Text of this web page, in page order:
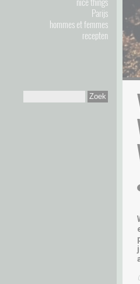
Parijs
hommes et femmes
recepten